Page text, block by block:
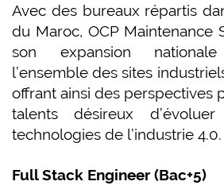
Avec des bureaux répartis
du Maroc, OCP Maintenance
son expansion
l’ensemble des sites
offrant ainsi des perspectives
talents désireux
technologies de l’industrie 4.0.
Full Stack Engineer (Bac+5)